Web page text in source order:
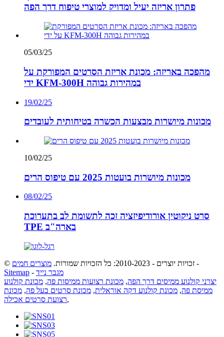
פתרון אריזה יעיל ומדויק למוצרי טיפוח דרך הפה
05/03/25
מהפכה באריזה: מכונת אריזת הסרטים המפורקת על
ידי KFM-300H במהירות גבוהה
19/02/25
מכונות מיושרות מבצעות הכשרה בטיחותית לעובדים
10/02/25
מכונות מיושרות בועטות 2025 עם טיפוס הרים
08/02/25
סרט ניקוטין אורודיפיזציה זכה לתשומת לב בתערוכת
TPE בארה"ב
© זכויות יוצרים - 2010-2023: כל הזכויות שמורות. מוצרים חמים
-
Sitemap - מגבר נייד
יצרני קולנוע ממיסים דרך הפה, מכונת רצועות ממיסות פה, מכונת קולנוע
ממיסת פה, מכונת קולנוע דקה אוראלית, מכונת סרטים בעל פה, מכונת
רצועת סרטים אכילה,